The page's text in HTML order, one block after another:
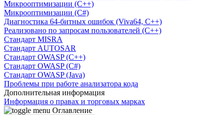
Микрооптимизации (C++)
Микрооптимизации (C#)
Диагностика 64-битных ошибок (Viva64, C++)
Реализовано по запросам пользователей (C++)
Cтандарт MISRA
Стандарт AUTOSAR
Стандарт OWASP (C++)
Стандарт OWASP (C#)
Стандарт OWASP (Java)
Проблемы при работе анализатора кода
Дополнительная информация
Информация о правах и торговых марках
Оглавление